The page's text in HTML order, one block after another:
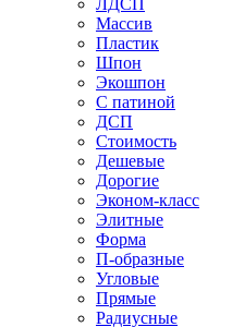
ЛДСП
Массив
Пластик
Шпон
Экошпон
С патиной
ДСП
Стоимость
Дешевые
Дорогие
Эконом-класс
Элитные
Форма
П-образные
Угловые
Прямые
Радиусные